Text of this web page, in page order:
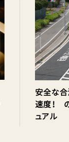
安全な
速度！
ュアル